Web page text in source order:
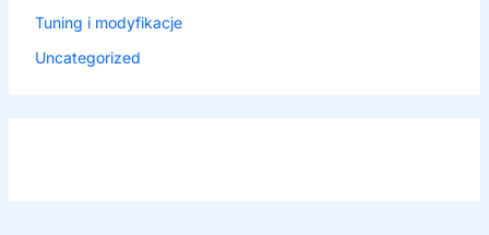
Tuning i modyfikacje
Uncategorized